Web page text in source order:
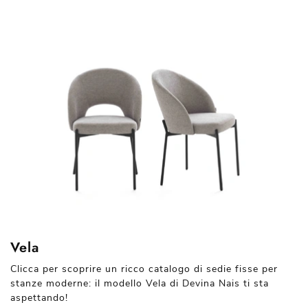
Vela
Clicca per scoprire un ricco catalogo di sedie fisse per
stanze moderne: il modello Vela di Devina Nais ti sta
aspettando!